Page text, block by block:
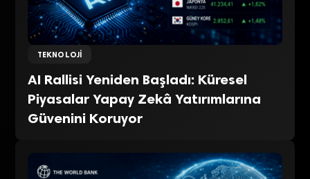
TEKNOLOJI
AI Rallisi Yeniden Başladı: Küresel
Piyasalar Yapay Zekâ Yatırımlarına
Güvenini Koruyor